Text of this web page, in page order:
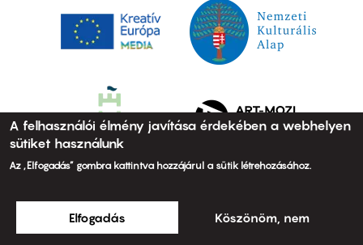
A felhasználói élmény javítása érdekében a webhelyen
sütiket használunk
Az „Elfogadás” gombra kattintva hozzájárul a sütik létrehozásához.
Elfogadás Köszönöm, nem